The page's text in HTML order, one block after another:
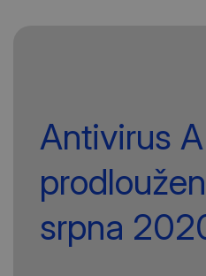
Antivirus
srpna